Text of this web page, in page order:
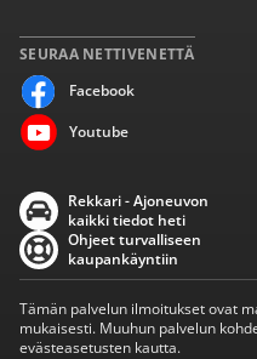
SEURAA NETTIVENETTÄ
Facebook
Youtube
Rekkari - Ajoneuvon
kaikki tiedot heti
Ohjeet turvalliseen
kaupankäyntiin
Tämän palvelun ilmoitukset ovat
mukaisesti. Muuhun palvelun
evästeasetusten kautta.